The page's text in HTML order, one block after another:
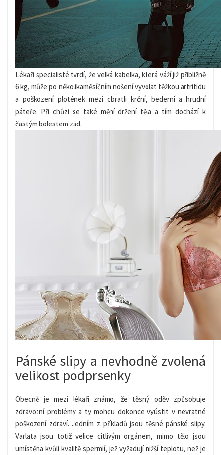
Lékaři specialisté tvrdí, že velká kabelka, která váží již přibližně
6 kg, může po několikaměsíčním nošení vyvolat těžkou artritidu
a poškození plotének mezi obratli krční, bederní a hrudní
páteře. Při chůzi se také mění držení těla a tím dochází k
častým bolestem zad.
Pánské slipy a nevhodně zvolená
velikost podprsenky
Obecně je mezi lékaři známo, že těsný oděv způsobuje
zdravotní problémy a ty mohou dokonce vyústit v nevratné
poškození zdraví. Jedním z příkladů jsou těsné pánské slipy.
Varlata jsou totiž velice citlivým orgánem, mimo tělo jsou
umístěna kvůli kvalitě spermií, jež vyžadují nižší teplotu, než je